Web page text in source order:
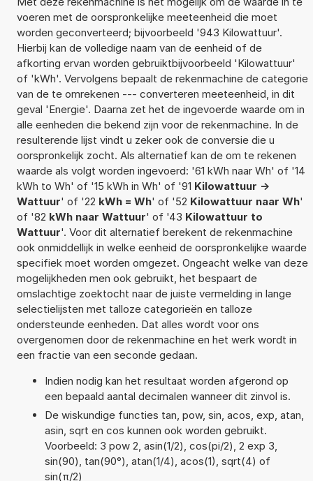
voeren met de oorspronkelijke meeteenheid die moet
worden geconverteerd; bijvoorbeeld '943 Kilowattuur'.
Hierbij kan de volledige naam van de eenheid of de
afkorting ervan worden gebruiktbijvoorbeeld 'Kilowattuur'
of 'kWh'. Vervolgens bepaalt de rekenmachine de categorie
van de te omrekenen --- converteren meeteenheid, in dit
geval 'Energie'. Daarna zet het de ingevoerde waarde om in
alle eenheden die bekend zijn voor de rekenmachine. In de
resulterende lijst vindt u zeker ook de conversie die u
oorspronkelijk zocht. Als alternatief kan de om te rekenen
waarde als volgt worden ingevoerd: '61 kWh naar Wh' of '14
kWh to Wh' of '15 kWh in Wh' of '91 Kilowattuur ->
Wattuur' of '22 kWh = Wh' of '52 Kilowattuur naar Wh'
of '82 kWh naar Wattuur' of '43 Kilowattuur to
Wattuur'. Voor dit alternatief berekent de rekenmachine
ook onmiddellijk in welke eenheid de oorspronkelijke waarde
specifiek moet worden omgezet. Ongeacht welke van deze
mogelijkheden men ook gebruikt, het bespaart de
omslachtige zoektocht naar de juiste vermelding in lange
selectielijsten met talloze categorieën en talloze
ondersteunde eenheden. Dat alles wordt voor ons
overgenomen door de rekenmachine en het werk wordt in
een fractie van een seconde gedaan.
Indien nodig kan het resultaat worden afgerond op
een bepaald aantal decimalen wanneer dit zinvol is.
De wiskundige functies tan, pow, sin, acos, exp, atan,
asin, sqrt en cos kunnen ook worden gebruikt.
Voorbeeld: 3 pow 2, asin(1/2), cos(pi/2), 2 exp 3,
sin(90), tan(90°), atan(1/4), acos(1), sqrt(4) of
sin(π/2)